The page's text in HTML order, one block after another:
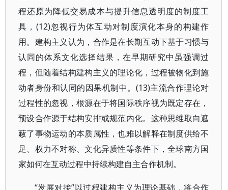
程还原为降低交易成本与提升信息透明度的制度工
具，(12)忽视行为体互动对制度演化本身的构建作
用。建构主义认为，合作是在长期互动下基于习惯与
认同的体系文化选择结果，在早期研究中虽强调过
程，但随着结构建构主义的理论化，过程被物化到施
动者身份和认同的因果机制中。(13)主流合作理论对
过程性的忽视，根源在于将国际秩序视为既定存在，
预设合作源于结构安排或规范内化。这种思维取向遮
蔽了事物运动的本质属性，也难以解释在制度供给不
足、权力不对称、文化异质性等条件下，全球南方国
家如何在互动过程中持续构建自主合作机制。
“发展对接”以过程建构主义为理论基础，将合作